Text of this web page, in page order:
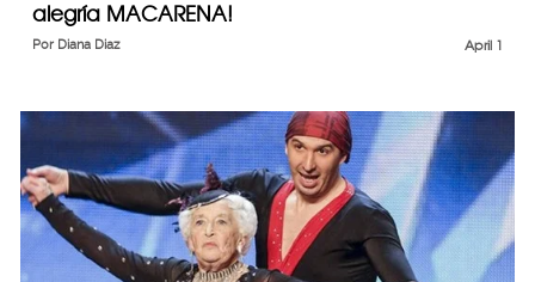
alegría MACARENA!
April 1
Por Diana Diaz